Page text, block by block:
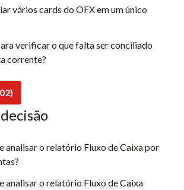
vários cards do OFX em um único
verificar o que falta ser conciliado
corrente?
analisar o relatório Fluxo de Caixa por
analisar o relatório Fluxo de Caixa